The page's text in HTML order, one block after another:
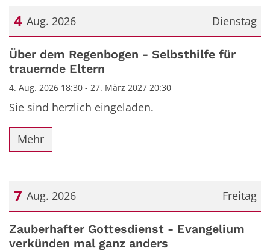
Dienstag
4 Aug. 2026
Datum: 4. August 2026
Über dem Regenbogen - Selbsthilfe für
trauernde Eltern
4. Aug. 2026 18:30 - 27. März 2027 20:30
Sie sind herzlich eingeladen.
Mehr
Freitag
7 Aug. 2026
Datum: 7. August 2026
Zauberhafter Gottesdienst - Evangelium
verkünden mal ganz anders